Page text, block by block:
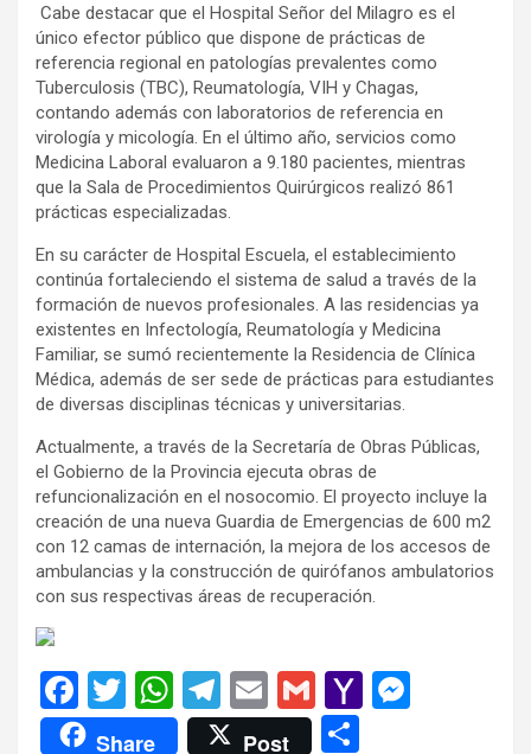
Cabe destacar que el Hospital Señor del Milagro es el
único efector público que dispone de prácticas de
referencia regional en patologías prevalentes como
Tuberculosis (TBC), Reumatología, VIH y Chagas,
contando además con laboratorios de referencia en
virología y micología. En el último año, servicios como
Medicina Laboral evaluaron a 9.180 pacientes, mientras
que la Sala de Procedimientos Quirúrgicos realizó 861
prácticas especializadas.
En su carácter de Hospital Escuela, el establecimiento
continúa fortaleciendo el sistema de salud a través de la
formación de nuevos profesionales. A las residencias ya
existentes en Infectología, Reumatología y Medicina
Familiar, se sumó recientemente la Residencia de Clínica
Médica, además de ser sede de prácticas para estudiantes
de diversas disciplinas técnicas y universitarias.
Actualmente, a través de la Secretaría de Obras Públicas,
el Gobierno de la Provincia ejecuta obras de
refuncionalización en el nosocomio. El proyecto incluye la
creación de una nueva Guardia de Emergencias de 600 m2
con 12 camas de internación, la mejora de los accesos de
ambulancias y la construcción de quirófanos ambulatorios
con sus respectivas áreas de recuperación.
F
a
T
wi
W
h
T
el
E
m
G
m
Y
Share Post